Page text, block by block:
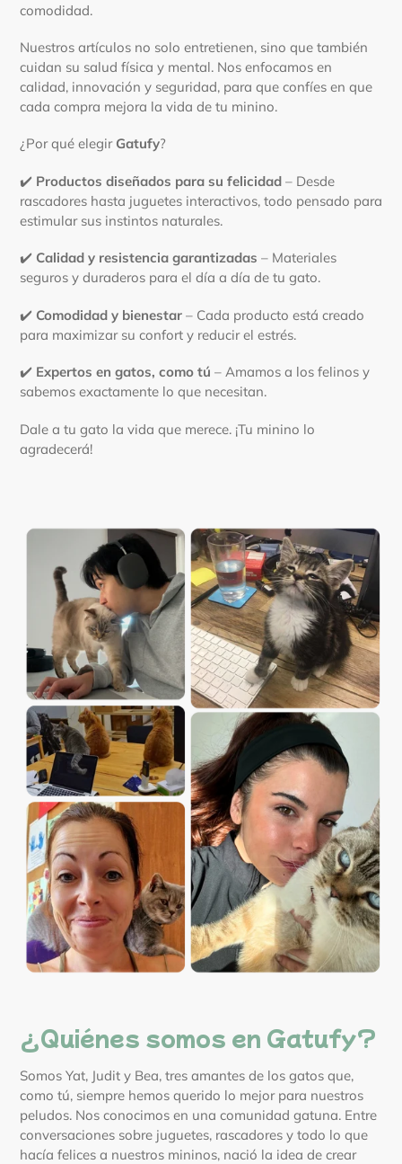
comodidad.
Nuestros artículos no solo entretienen, sino que también
cuidan su salud física y mental. Nos enfocamos en
calidad, innovación y seguridad, para que confíes en que
cada compra mejora la vida de tu minino.
¿Por qué elegir Gatufy?
✔️ Productos diseñados para su felicidad – Desde
rascadores hasta juguetes interactivos, todo pensado para
estimular sus instintos naturales.
✔️ Calidad y resistencia garantizadas – Materiales
seguros y duraderos para el día a día de tu gato.
✔️ Comodidad y bienestar – Cada producto está creado
para maximizar su confort y reducir el estrés.
✔️ Expertos en gatos, como tú – Amamos a los felinos y
sabemos exactamente lo que necesitan.
Dale a tu gato la vida que merece. ¡Tu minino lo
agradecerá!
¿Quiénes somos en Gatufy?
Somos Yat, Judit y Bea, tres amantes de los gatos que,
como tú, siempre hemos querido lo mejor para nuestros
peludos. Nos conocimos en una comunidad gatuna. Entre
conversaciones sobre juguetes, rascadores y todo lo que
hacía felices a nuestros mininos, nació la idea de crear